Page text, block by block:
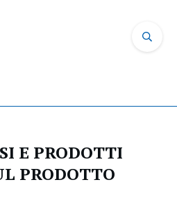
E PRODOTTI
PRODOTTO